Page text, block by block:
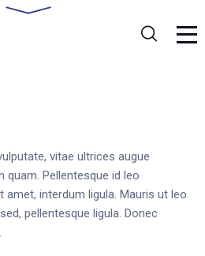
vitae ultrices augue
quam. Pellentesque id leo
interdum ligula. Mauris ut leo
pellentesque ligula. Donec